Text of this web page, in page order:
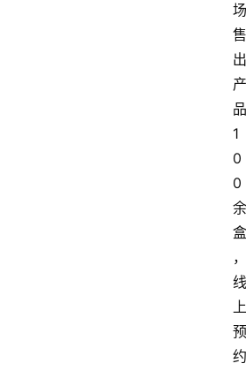
场
售
出
产
品
1
0
0
余
盒
，
线
上
预
约